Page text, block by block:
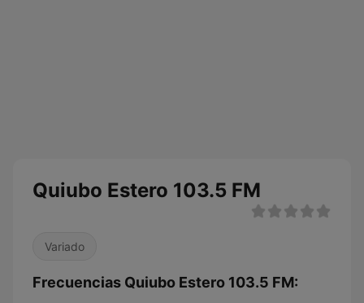
Quiubo Estero 103.5 FM
Variado
Frecuencias Quiubo Estero 103.5 FM: